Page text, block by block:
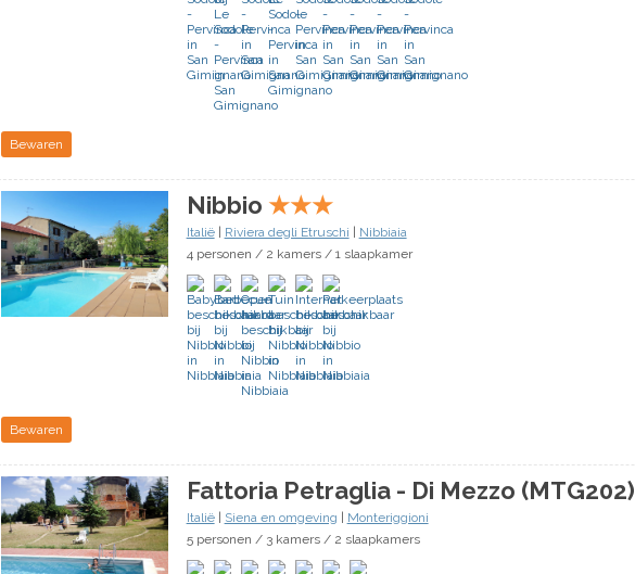
Bewaren
Nibbio ★★★
Italië| Riviera degli Etruschi
Nibbiaia
4 personen / 2 kamers / 1 slaapkamer
Bewaren
Fattoria Petraglia - Di Mezzo (MTG202)
Italië| Siena en omgeving
Monteriggioni
5 personen / 3 kamers / 2 slaapkamers